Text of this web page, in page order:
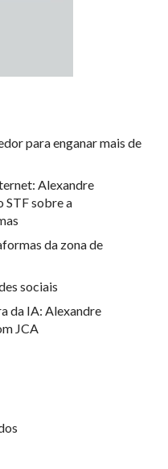
para enganar mais de
Alexandre
STF sobre a
da zona de
sociais
da IA: Alexandre
JCA